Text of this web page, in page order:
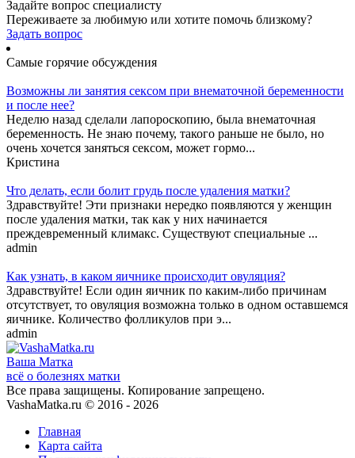
Задайте вопрос специалисту
Переживаете за любимую или хотите помочь близкому?
Задать вопрос
Самые горячие обсуждения
Возможны ли занятия сексом при внематочной беременности
и после нее?
Неделю назад сделали лапороскопию, была внематочная
беременность. Не знаю почему, такого раньше не было, но
очень хочется заняться сексом, может гормо...
Кристина
Что делать, если болит грудь после удаления матки?
Здравствуйте! Эти признаки нередко появляются у женщин
после удаления матки, так как у них начинается
преждевременный климакс. Существуют специальные ...
admin
Как узнать, в каком яичнике происходит овуляция?
Здравствуйте! Если один яичник по каким-либо причинам
отсутствует, то овуляция возможна только в одном оставшемся
яичнике. Количество фолликулов при э...
admin
Ваша Матка
всё о болезнях матки
Все права защищены. Копирование запрещено.
VashaMatka.ru © 2016 - 2026
Главная
Карта сайта